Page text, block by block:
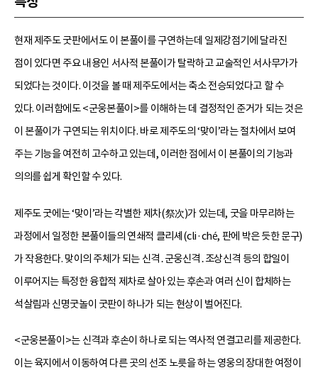
현재 제주도 굿판에서도 이 본풀이를 구연하는데 일제강점기에 달라진
점이 있다면 주요 내용인 서사적 본풀이가 탈락하고 교술적인 서사무가가
되었다는 것이다. 이것을 볼 때 제주도에서는 축소 전승되었다고 할 수
있다. 이러함에도 <군웅본풀이>를 이해하는 데 결정적인 준거가 되는 것은
이 본풀이가 구연되는 위치이다. 바로 제주도의 ‘맞이’라는 절차에서 보여
주는 기능을 여전히 고수하고 있는데, 이러한 점에서 이 본풀이의 기능과
의의를 쉽게 확인할 수 있다.
제주도 굿에는 ‘맞이’라는 각별한 제차(祭次)가 있는데, 굿을 마무리하는
과정에서 일정한 본풀이들의 연쇄적 클리셰(cli·ché, 판에 박은 듯한 문구)
가 작용한다. 맞이의 주체가 되는 신격․군웅신격․조상신격 등의 합일이
이루어지는 특정한 융합적 제차로 살아 있는 후손과 여러 신이 합체하는
석살림과 신명굿놀이 굿판이 하나가 되는 현상이 벌어진다.
<군웅본풀이>는 신격과 후손이 하나로 되는 역사적 연결고리를 제공한다.
이는 육지에서 이동하여 다른 곳의 선조 노릇을 하는 영웅의 장대한 여정이